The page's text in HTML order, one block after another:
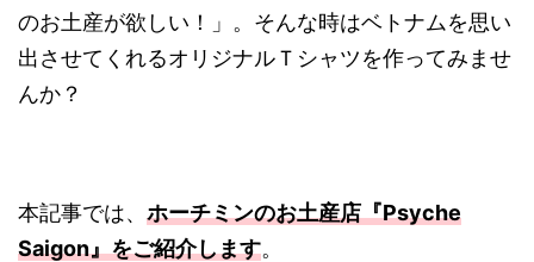
のお土産が欲しい！」。そんな時はベトナムを思い
出させてくれるオリジナルＴシャツを作ってみませ
んか？
本記事では、 ホーチミンのお土産店『Psyche
Saigon』をご紹介します。